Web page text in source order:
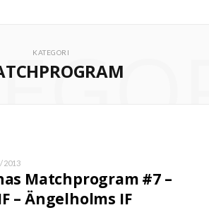
KATEGORI
2013
Matchprogram #7 –
– Ängelholms IF